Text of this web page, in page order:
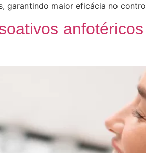
garantindo maior eficácia no